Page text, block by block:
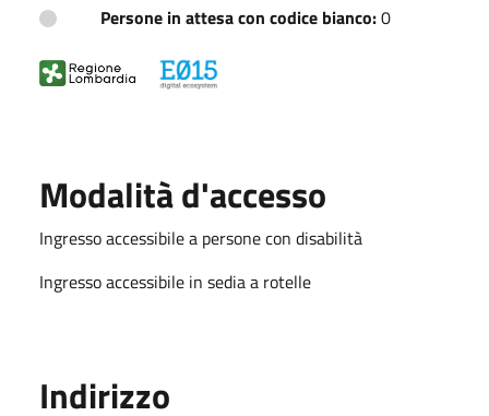
Persone in attesa con codice bianco:0
Modalità d'accesso
Ingresso accessibile a persone con disabilità
Ingresso accessibile in sedia a rotelle
Indirizzo